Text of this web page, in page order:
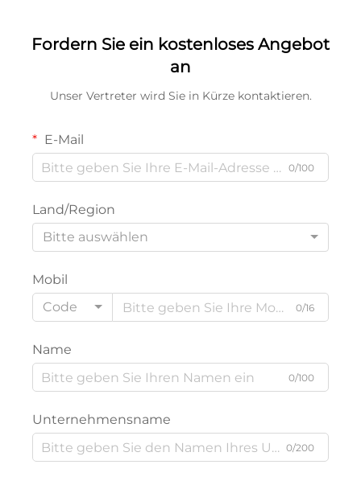
Fordern Sie ein kostenloses Angebot
an
Unser Vertreter wird Sie in Kürze kontaktieren.
E-Mail
0/100
Land/Region
Bitte auswählen
Mobil
Code
0/16
Name
0/100
Unternehmensname
0/200